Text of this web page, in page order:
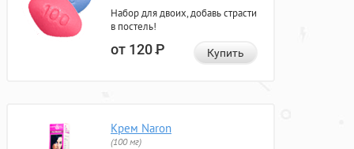
Набор для двоих, добавь страсти
в постель!
от 120Р Купить
Крем Naron
(100 мг)